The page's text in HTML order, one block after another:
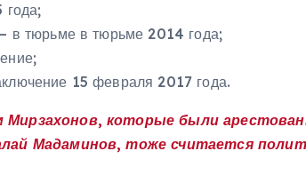
года;
— в тюрьме в тюрьме 2014 года;
15 февраля 2017 года.
которые были
Мадаминов, тоже считается